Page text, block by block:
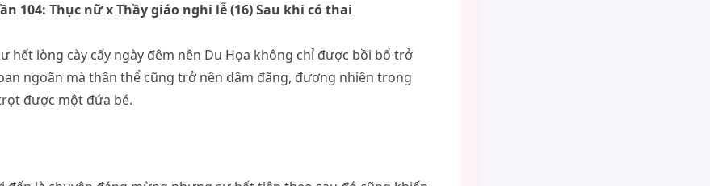
104: Thục nữ x Thầy giáo nghi lễ (16) Sau khi có thai
hết lòng cày cấy ngày đêm nên Du Họa không chỉ được bồi bổ trở
ngoãn mà thân thể cũng trở nên dâm đãng, đương nhiên trong
được một đứa bé.